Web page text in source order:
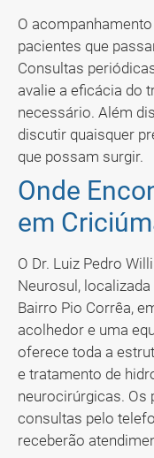
O
pacientes que
Consultas
avalie a eficácia do
necessário. Além
discutir quaisquer
que possam surgir.
Onde
em
O Dr. Luiz Pedro
Neurosul,
Bairro Pio Corrêa,
acolhedor e uma
oferece toda a
e tratamento de
neurocirúrgicas. Os
consultas pelo
receberão